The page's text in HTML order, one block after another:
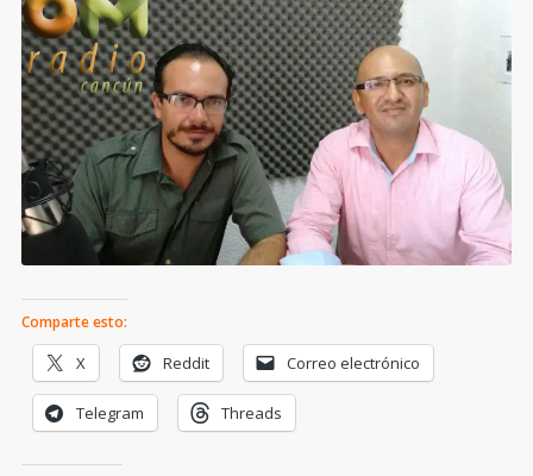
Comparte esto:
X Reddit Correo electrónico
Telegram Threads